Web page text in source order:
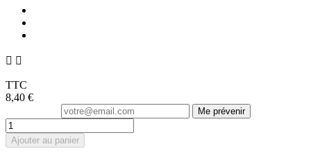
 
TTC
8,40 €
Me prévenir
Ajouter au panier